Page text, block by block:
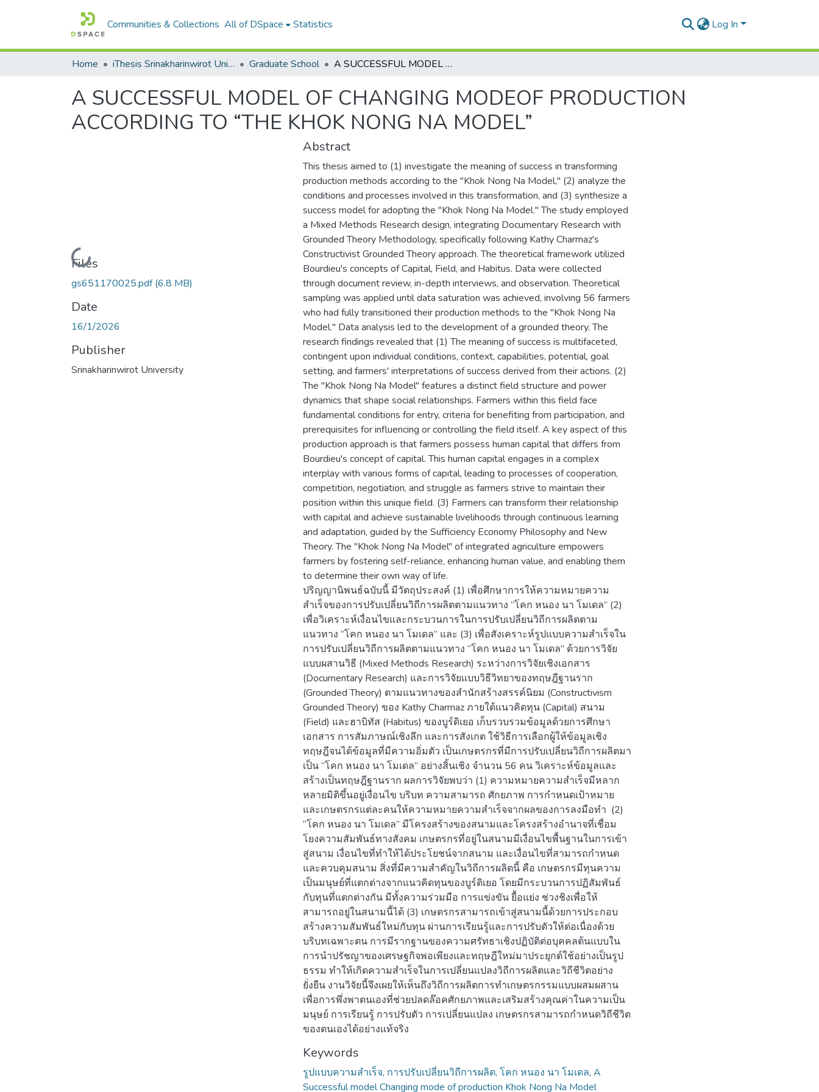
Communities & Collections All of DSpace Statistics Log In
Home iThesis Srinakharinwirot University / มหาวิทยาลัยศรีนครินทรวิโรฒ Graduate School A SUCCESSFUL MODEL OF CHANGING MODEOF PRODUCTION ACCORDING TO “THE KHOK NONG NA MODEL”
A SUCCESSFUL MODEL OF CHANGING MODEOF PRODUCTION
ACCORDING TO “THE KHOK NONG NA MODEL”
Loading...
Files
gs651170025.pdf(6.8 MB)
Date
16/1/2026
Publisher
Srinakharinwirot University
Abstract
This thesis aimed to (1) investigate the meaning of success in transforming
production methods according to the "Khok Nong Na Model," (2) analyze the
conditions and processes involved in this transformation, and (3) synthesize a
success model for adopting the "Khok Nong Na Model." The study employed
a Mixed Methods Research design, integrating Documentary Research with
Grounded Theory Methodology, specifically following Kathy Charmaz's
Constructivist Grounded Theory approach. The theoretical framework utilized
Bourdieu's concepts of Capital, Field, and Habitus. Data were collected
through document review, in-depth interviews, and observation. Theoretical
sampling was applied until data saturation was achieved, involving 56 farmers
who had fully transitioned their production methods to the "Khok Nong Na
Model." Data analysis led to the development of a grounded theory. The
research findings revealed that (1) The meaning of success is multifaceted,
contingent upon individual conditions, context, capabilities, potential, goal
setting, and farmers' interpretations of success derived from their actions. (2)
The "Khok Nong Na Model" features a distinct field structure and power
dynamics that shape social relationships. Farmers within this field face
fundamental conditions for entry, criteria for benefiting from participation, and
prerequisites for influencing or controlling the field itself. A key aspect of this
production approach is that farmers possess human capital that differs from
Bourdieu's concept of capital. This human capital engages in a complex
interplay with various forms of capital, leading to processes of cooperation,
competition, negotiation, and struggle as farmers strive to maintain their
position within this unique field. (3) Farmers can transform their relationship
with capital and achieve sustainable livelihoods through continuous learning
and adaptation, guided by the Sufficiency Economy Philosophy and New
Theory. The "Khok Nong Na Model" of integrated agriculture empowers
farmers by fostering self-reliance, enhancing human value, and enabling them
to determine their own way of life.
ปริญญานิพนธ์ฉบับนี้ มีวัตถุประสงค์ (1) เพื่อศึกษาการให้ความหมายความ
สำเร็จของการปรับเปลี่ยนวิถีการผลิตตามแนวทาง “โคก หนอง นา โมเดล” (2)
เพื่อวิเคราะห์เงื่อนไขและกระบวนการในการปรับเปลี่ยนวิถีการผลิตตาม
แนวทาง “โคก หนอง นา โมเดล” และ (3) เพื่อสังเคราะห์รูปแบบความสำเร็จใน
การปรับเปลี่ยนวิถีการผลิตตามแนวทาง “โคก หนอง นา โมเดล” ด้วยการวิจัย
แบบผสานวิธี (Mixed Methods Research) ระหว่างการวิจัยเชิงเอกสาร
(Documentary Research) และการวิจัยแบบวิธีวิทยาของทฤษฎีฐานราก
(Grounded Theory) ตามแนวทางของสำนักสร้างสรรค์นิยม (Constructivism
Grounded Theory) ของ Kathy Charmaz ภายใต้แนวคิดทุน (Capital) สนาม
(Field) และฮาบิทัส (Habitus) ของบูร์ดิเยอ เก็บรวบรวมข้อมูลด้วยการศึกษา
เอกสาร การสัมภาษณ์เชิงลึก และการสังเกต ใช้วิธีการเลือกผู้ให้ข้อมูลเชิง
ทฤษฎีจนได้ข้อมูลที่มีความอิ่มตัว เป็นเกษตรกรที่มีการปรับเปลี่ยนวิถีการผลิตมา
เป็น “โคก หนอง นา โมเดล” อย่างสิ้นเชิง จำนวน 56 คน วิเคราะห์ข้อมูลและ
สร้างเป็นทฤษฎีฐานราก ผลการวิจัยพบว่า (1) ความหมายความสำเร็จมีหลาก
หลายมิติขึ้นอยู่เงื่อนไข บริบท ความสามารถ ศักยภาพ การกำหนดเป้าหมาย
และเกษตรกรแต่ละคนให้ความหมายความสำเร็จจากผลของการลงมือทำ (2)
“โคก หนอง นา โมเดล” มีโครงสร้างของสนามและโครงสร้างอำนาจที่เชื่อม
โยงความสัมพันธ์ทางสังคม เกษตรกรที่อยู่ในสนามมีเงื่อนไขพื้นฐานในการเข้า
สู่สนาม เงื่อนไขที่ทำให้ได้ประโยชน์จากสนาม และเงื่อนไขที่สามารถกำหนด
และควบคุมสนาม สิ่งที่มีความสำคัญในวิถีการผลิตนี้ คือ เกษตรกรมีทุนความ
เป็นมนุษย์ที่แตกต่างจากแนวคิดทุนของบูร์ดิเยอ โดยมีกระบวนการปฏิสัมพันธ์
กับทุนที่แตกต่างกัน มีทั้งความร่วมมือ การแข่งขัน ยื้อแย่ง ช่วงชิงเพื่อให้
สามารถอยู่ในสนามนี้ได้ (3) เกษตรกรสามารถเข้าสู่สนามนี้ด้วยการประกอบ
สร้างความสัมพันธ์ใหม่กับทุน ผ่านการเรียนรู้และการปรับตัวให้ต่อเนื่องด้วย
บริบทเฉพาะตน การมีรากฐานของความศรัทธาเชิงปฏิบัติต่อบุคคลต้นแบบใน
การนำปรัชญาของเศรษฐกิจพอเพียงและทฤษฎีใหม่มาประยุกต์ใช้อย่างเป็นรูป
ธรรม ทำให้เกิดความสำเร็จในการเปลี่ยนแปลงวิถีการผลิตและวิถีชีวิตอย่าง
ยั่งยืน งานวิจัยนี้จึงเผยให้เห็นถึงวิถีการผลิตการทำเกษตรกรรมแบบผสมผสาน
เพื่อการพึ่งพาตนเองที่ช่วยปลดล๊อคศักยภาพและเสริมสร้างคุณค่าในความเป็น
มนุษย์ การเรียนรู้ การปรับตัว การเปลี่ยนแปลง เกษตรกรสามารถกำหนดวิถีชีวิต
ของตนเองได้อย่างแท้จริง
Keywords
รูปแบบความสำเร็จ, การปรับเปลี่ยนวิถีการผลิต, โคก หนอง นา โมเดล, A
Successful model Changing mode of production Khok Nong Na Model